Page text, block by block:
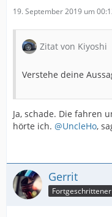
19. September 2019 um
Zitat von Kiyoshi
Verstehe deine
Ja, schade. Die fahren
hörte ich. @UncleHo,
Gerrit
Fortgeschrittener